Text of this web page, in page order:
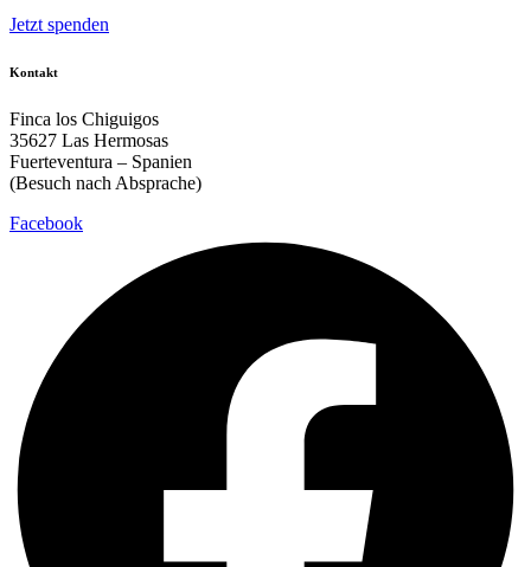
Jetzt spenden
Kontakt
Finca los Chiguigos
35627 Las Hermosas
Fuerteventura – Spanien
(Besuch nach Absprache)
Facebook